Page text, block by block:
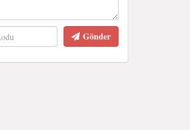
Gönder